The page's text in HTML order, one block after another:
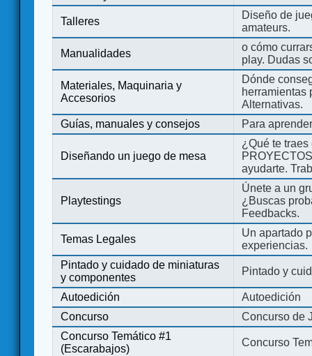
Talleres
Diseño de
amateurs.
Manualidades
o cómo
play. Dudas
Materiales, Maquinaria y
Accesorios
Dónde
herramientas
Alternativas.
Guías, manuales y consejos
Para
Diseñando un juego de mesa
¿Qué te
ayudarte.
Playtestings
Únete a un
¿Buscas
Feedbacks.
Temas Legales
Un apartado
experiencias.
Pintado y cuidado de miniaturas
y componentes
Pintado y
Autoedición
Autoedición
Concurso
Concurso de
Concurso Temático #1
(Escarabajos)
Concurso